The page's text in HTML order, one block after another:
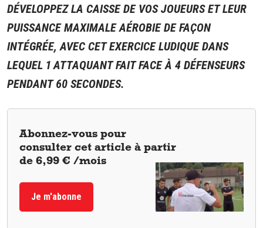
DÉVELOPPEZ LA CAISSE DE VOS JOUEURS ET LEUR
PUISSANCE MAXIMALE AÉROBIE DE FAÇON
INTÉGRÉE, AVEC CET EXERCICE LUDIQUE DANS
LEQUEL 1 ATTAQUANT FAIT FACE À 4 DÉFENSEURS
PENDANT 60 SECONDES.
Abonnez-vous pour
consulter cet article à partir
de 6,99 € /mois
Je m'abonne